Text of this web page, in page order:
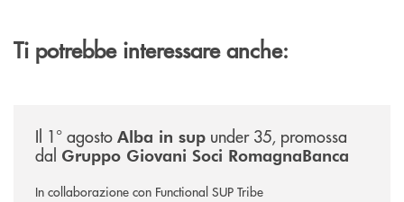
Ti potrebbe interessare anche:
Il 1° agosto Alba in sup under 35, promossa
dal Gruppo Giovani Soci RomagnaBanca
In collaborazione con Functional SUP Tribe